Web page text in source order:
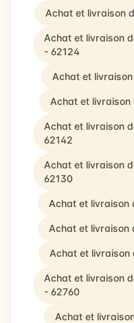
Achat et livraison
Achat et livraison
- 62124
Achat et
Achat et livraison
Achat et livraison
62142
Achat et livraison
62130
Achat et livraison
Achat et livraison
Achat et livraison
Achat et livraison
- 62760
Achat et